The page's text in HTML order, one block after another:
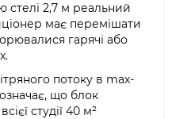
стелі 2,7 м реальний
має перемішати
гарячі або
потоку в max-
що блок
студії 40 м²